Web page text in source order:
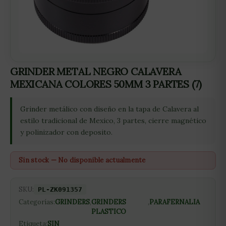
GRINDER METAL NEGRO CALAVERA
MEXICANA COLORES 50MM 3 PARTES (7)
Grinder metálico con diseño en la tapa de Calavera al
estilo tradicional de Mexico, 3 partes, cierre magnético
y polinizador con deposito.
Sin stock — No disponible actualmente
SKU: PL-ZK091357
Categorías:GRINDERS,GRINDERS
PLASTICO
,PARAFERNALIA
Etiqueta:SIN